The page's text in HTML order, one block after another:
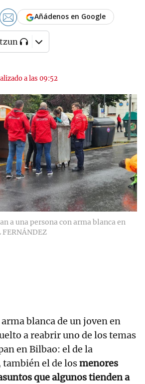
a las 09:52
Añádenos en Google
a una persona con arma blanca en
FERNÁNDEZ
blanca de un joven en
a reabrir uno de los temas
en Bilbao: el de la
también el de losmenores
que algunos tienden a